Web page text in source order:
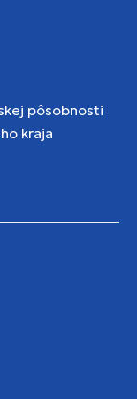
pôsobnosti
kraja